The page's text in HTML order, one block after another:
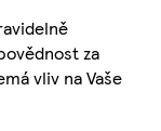
za
vliv na Vaše